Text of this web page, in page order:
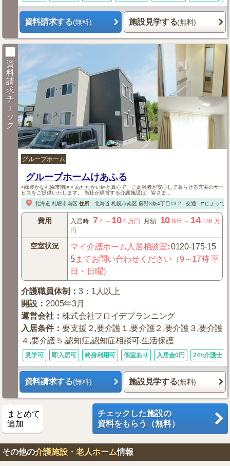
資料請求する(無料) 施設見学する(無料)
資
料
請
求
チ
ェ
ッ
ク
グループホーム
グループホームけあふる
<緑豊かな札幌市南区> あたたかい絆と真心で、ご高齢者が安心して暮らせる充実のサー
ビスをご提供いたします。 当社が経営する介護施設は、皆さま...
北海道 札幌市南区 住所： 北海道 札幌市南区藤野3条4丁目13-2 交通：□じょうて
費用 入居時 7.2 ～ 10.4 万円 月額 10.886 ～ 14.136 万
円
空室状況 マイ介護ホーム入居相談室:0120-175-15
5までお問い合わせください（9～17時 平
日・日曜）
介護職員体制 ：3：1人以上
開設 ： 2005年3月
運営会社 ：株式会社フロイデプランニング
入居条件：要支援２,要介護１,要介護２,要介護３,要介護
４,要介護５,認知症,認知症相談可,生活保護
見学可 即入居可 終身利用可 個室あり 入居金0円 24h介護士
資料請求する(無料) 施設見学する(無料)
まとめて
追加
チェックした施設の
資料をもらう（無料）
その他の介護施設・老人ホーム情報